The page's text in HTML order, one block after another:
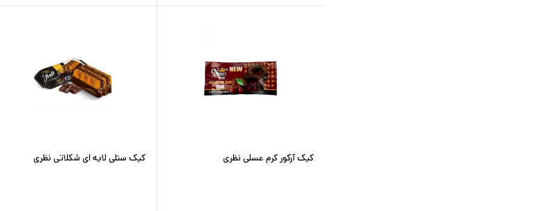
کیک آرکور کرم عسلی نظری کیک ستلی لایه ای شکلاتی نظری